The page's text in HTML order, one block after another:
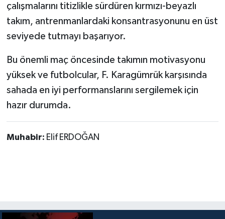
çalışmalarını titizlikle sürdüren kırmızı-beyazlı
takım, antrenmanlardaki konsantrasyonunu en üst
seviyede tutmayı başarıyor.
Bu önemli maç öncesinde takımın motivasyonu
yüksek ve futbolcular, F. Karagümrük karşısında
sahada en iyi performanslarını sergilemek için
hazır durumda.
Muhabir: Elif ERDOĞAN